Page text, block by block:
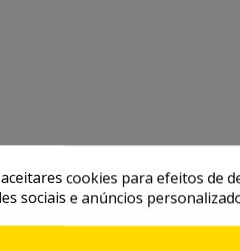
cookies para efeitos de
sociais e anúncios